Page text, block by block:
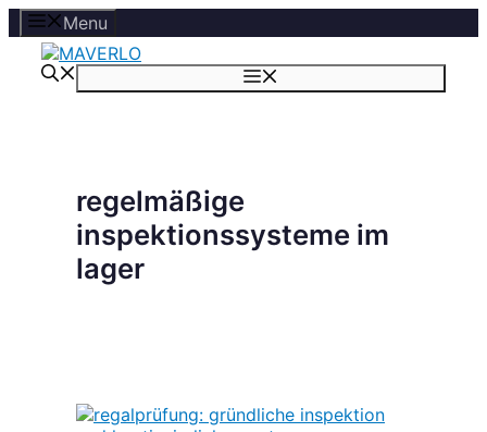
Zum
Inhalt
springen
Menu
regelmäßige
inspektionssysteme im
lager